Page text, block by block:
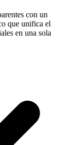
con un
que unifica el
en una sola